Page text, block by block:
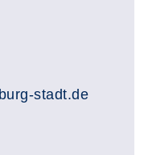
stadt.de